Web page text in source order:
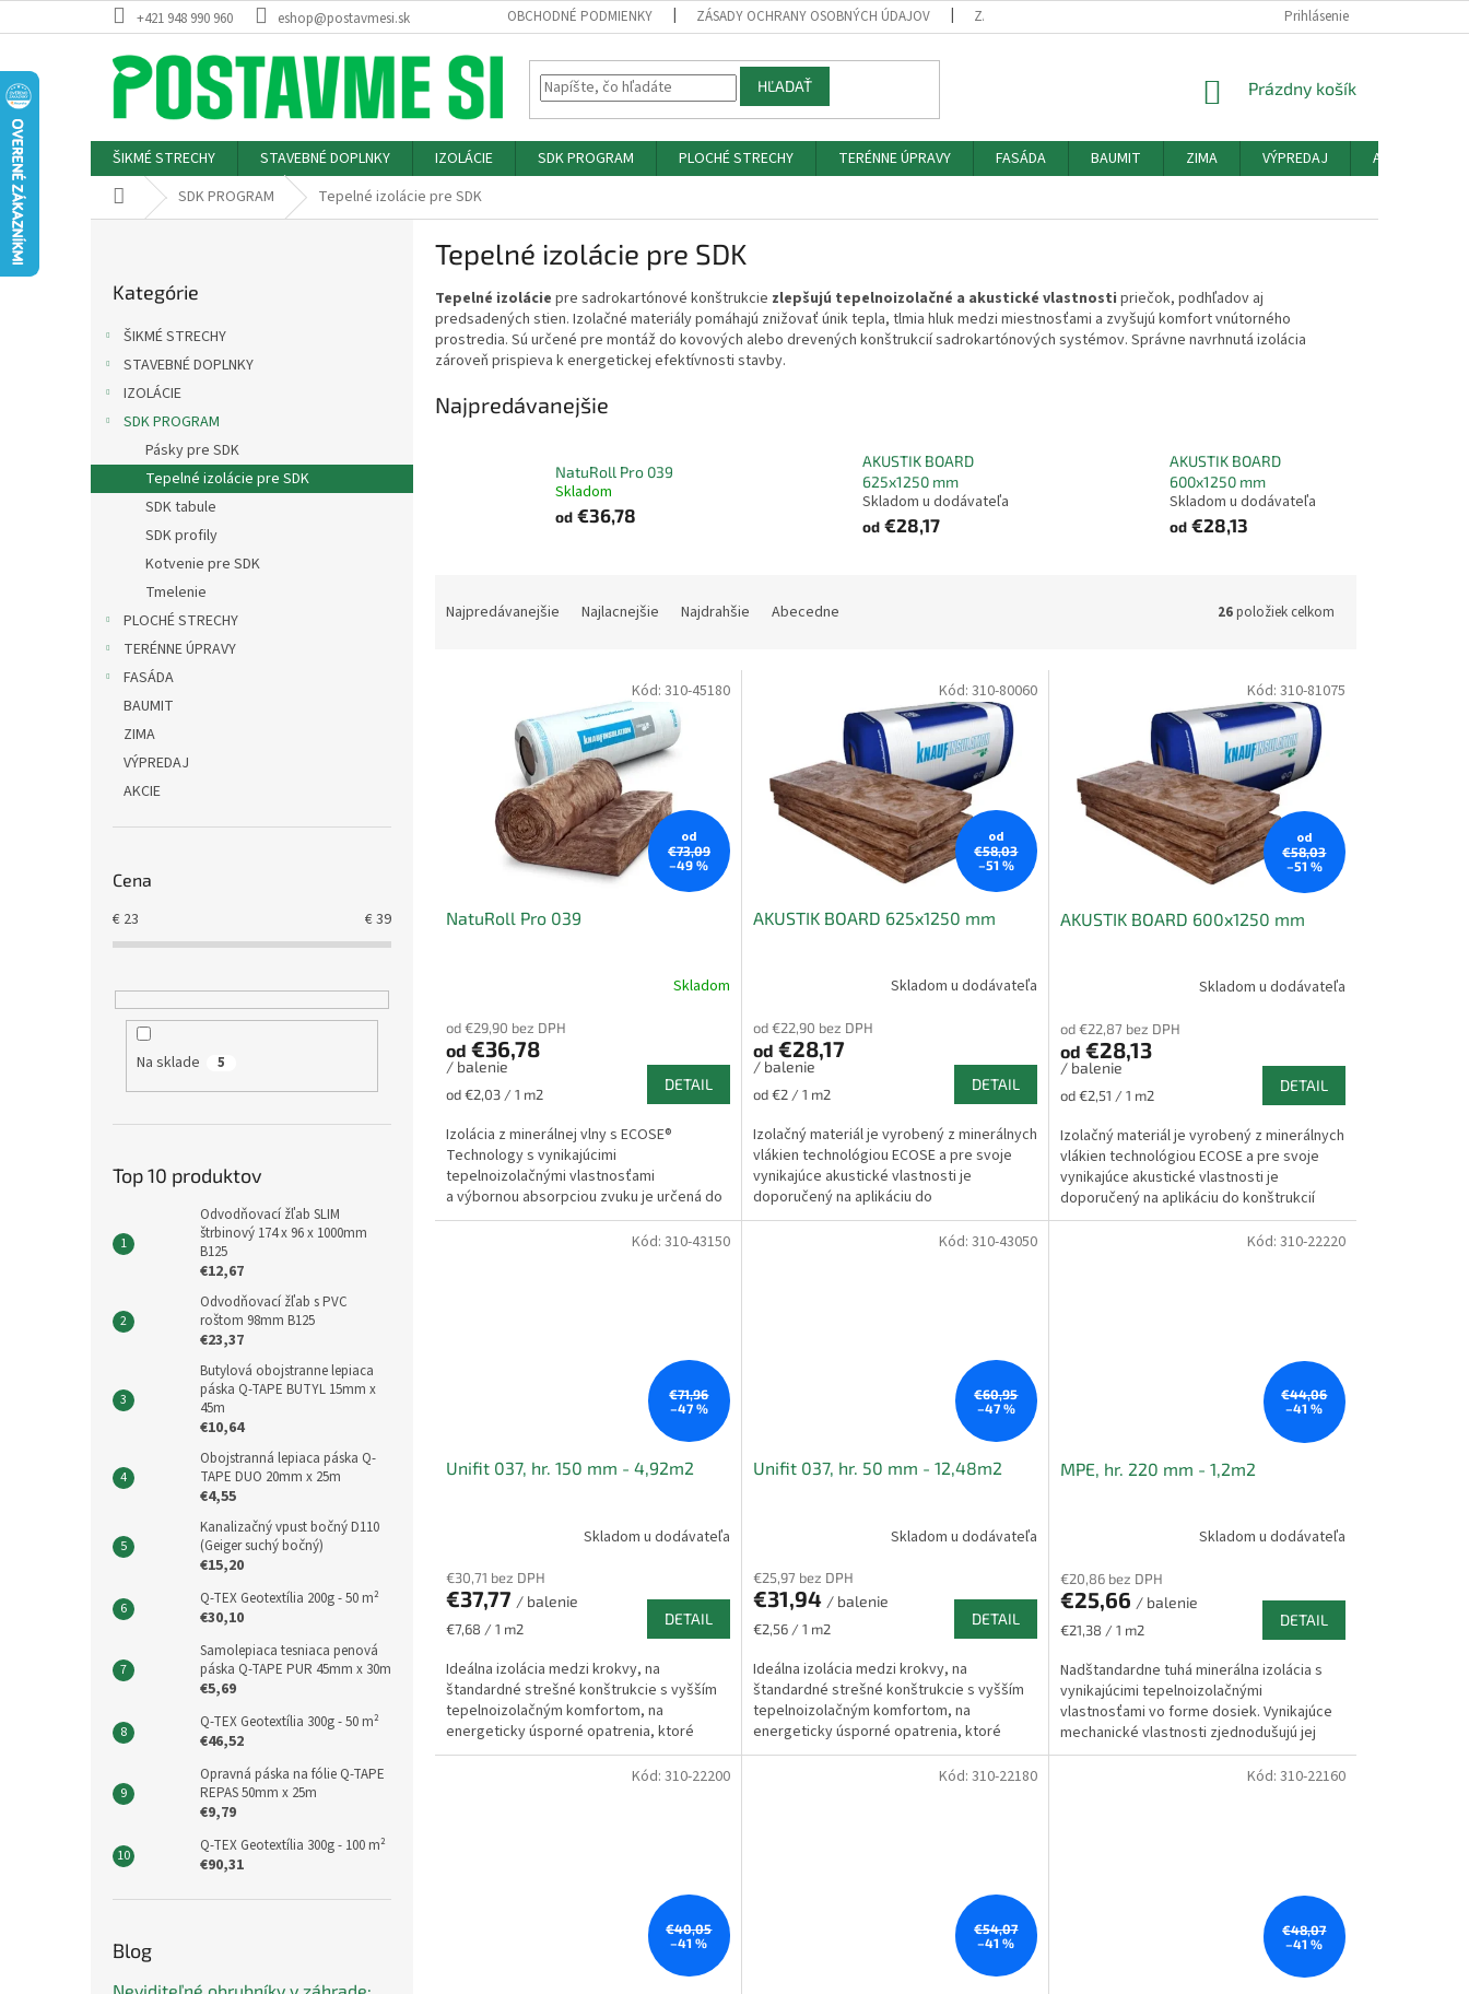
na
+421 948 990 960 eshop@postavmesi.sk OBCHODNÉ PODMIENKY ZÁSADY OCHRANY OSOBNÝCH ÚDAJOV ZÁSADY POUŽÍVANIA SÚBOROV COOKIES HODNOTENIE OBCHODU
Prihlásenie
HĽADAŤ
NÁKUPNÝ
Prázdny košík
ŠIKMÉ STRECHY STAVEBNÉ DOPLNKY IZOLÁCIE SDK PROGRAM PLOCHÉ STRECHY TERÉNNE ÚPRAVY FASÁDA BAUMIT ZIMA VÝPREDAJ AKCIE
DomovSDK PROGRAM Tepelné izolácie pre SDK
kategórie
Kategórie
ŠIKMÉ STRECHY
STAVEBNÉ DOPLNKY
IZOLÁCIE
SDK PROGRAM
Pásky pre SDK
Tepelné izolácie pre SDK
SDK tabule
SDK profily
Kotvenie pre SDK
Tmelenie
PLOCHÉ STRECHY
TERÉNNE ÚPRAVY
FASÁDA
BAUMIT
ZIMA
VÝPREDAJ
AKCIE
Cena
€ 23 €39
Na sklade 5
Top 10 produktov
Odvodňovací žľab SLIM
štrbinový 174 x 96 x 1000mm
B125
€12,67
Odvodňovací žľab s PVC
roštom 98mm B125
€23,37
Butylová obojstranne lepiaca
páska Q-TAPE BUTYL 15mm x
45m
€10,64
Obojstranná lepiaca páska Q-
TAPE DUO 20mm x 25m
€4,55
Kanalizačný vpust bočný D110
(Geiger suchý bočný)
€15,20
Q-TEX Geotextília 200g - 50 m²
€30,10
Samolepiaca tesniaca penová
páska Q-TAPE PUR 45mm x 30m
€5,69
Q-TEX Geotextília 300g - 50 m²
€46,52
Opravná páska na fólie Q-TAPE
REPAS 50mm x 25m
€9,79
Q-TEX Geotextília 300g - 100 m²
€90,31
Blog
Tepelné izolácie pre SDK
Tepelné izolácie pre sadrokartónové konštrukcie zlepšujú tepelnoizolačné a akustické vlastnosti priečok, podhľadov aj
predsadených stien. Izolačné materiály pomáhajú znižovať únik tepla, tlmia hluk medzi miestnosťami a zvyšujú komfort vnútorného
prostredia. Sú určené pre montáž do kovových alebo drevených konštrukcií sadrokartónových systémov. Správne navrhnutá izolácia
zároveň prispieva k energetickej efektívnosti stavby.
Najpredávanejšie
NatuRoll Pro 039
Skladom
od €36,78
AKUSTIK BOARD
625x1250 mm
Skladom u dodávateľa
od€28,17
AKUSTIK BOARD
600x1250 mm
Skladom u dodávateľa
od€28,13
Najpredávanejšie Najlacnejšie Najdrahšie Abecedne 26položiek celkom
od
€73,09
–49 %
NatuRoll Pro 039
produktu
je
5,0
z
hviezdičiek.
Skladom
od €29,90 bez DPH
od €36,78
/ balenie
Jednotková
od €2,03 / 1 m2
DETAIL
Izolácia z minerálnej vlny s ECOSE®
Technology s vynikajúcimi
tepelnoizolačnými vlastnosťami
a výbornou absorpciou zvuku je určená do
trámových a závesných...
Kód: 310-45180
od
€58,03
–51 %
AKUSTIK BOARD 625x1250 mm
Skladom u dodávateľa
od €22,90 bez DPH
od €28,17
/ balenie
Jednotková
od €2 / 1 m2
DETAIL
Izolačný materiál je vyrobený z minerálnych
vlákien technológiou ECOSE a pre svoje
vynikajúce akustické vlastnosti je
doporučený na aplikáciu do
sadrokartónových systémov...
Kód: 310-80060
od
€58,03
–51 %
AKUSTIK BOARD 600x1250 mm
Skladom u dodávateľa
od €22,87 bez DPH
od €28,13
/ balenie
Jednotková
od €2,51 / 1 m2
DETAIL
Izolačný materiál je vyrobený z minerálnych
vlákien technológiou ECOSE a pre svoje
vynikajúce akustické vlastnosti je
doporučený na aplikáciu do konštrukcií
vnútorných...
Kód: 310-81075
€71,96
–47 %
Unifit 037, hr. 150 mm - 4,92m2
Skladom u dodávateľa
€30,71 bez DPH
€37,77 / balenie
Jednotková
€7,68 / 1 m2
DETAIL
Ideálna izolácia medzi krokvy, na
štandardné strešné konštrukcie s vyšším
tepelnoizolačným komfortom, na
energeticky úsporné opatrenia, ktoré
spĺňajú požiadavky...
Kód: 310-43150
€60,95
–47 %
Unifit 037, hr. 50 mm - 12,48m2
Skladom u dodávateľa
€25,97 bez DPH
€31,94 / balenie
Jednotková
€2,56 / 1 m2
DETAIL
Ideálna izolácia medzi krokvy, na
štandardné strešné konštrukcie s vyšším
tepelnoizolačným komfortom, na
energeticky úsporné opatrenia, ktoré
spĺňajú požiadavky...
Kód: 310-43050
€44,06
–41 %
MPE, hr. 220 mm - 1,2m2
Skladom u dodávateľa
€20,86 bez DPH
€25,66 / balenie
Jednotková
€21,38 / 1 m2
DETAIL
Nadštandardne tuhá minerálna izolácia s
vynikajúcimi tepelnoizolačnými
vlastnosťami vo forme dosiek. Vynikajúce
mechanické vlastnosti zjednodušujú jej
aplikáciu do konštrukcie...
Kód: 310-22220
€40,05
–41 %
Kód: 310-22200
€54,07
–41 %
Kód: 310-22180
€48,07
–41 %
Kód: 310-22160